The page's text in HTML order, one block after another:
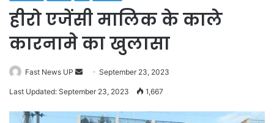
हीरो एजेंसी मालिक के काले
कारनामे का खुलासा
Fast News UP
SendSeptember 23, 2023
Last Updated: September 23, 2023 1,667